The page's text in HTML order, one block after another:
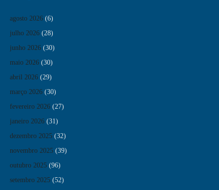
agosto 2026 (6)
julho 2026 (28)
junho 2026 (30)
maio 2026 (30)
abril 2026 (29)
março 2026 (30)
fevereiro 2026 (27)
janeiro 2026 (31)
dezembro 2025 (32)
novembro 2025 (39)
outubro 2025 (96)
setembro 2025 (52)